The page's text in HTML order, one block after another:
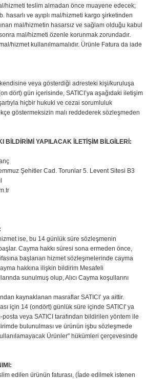
hizmeti teslim almadan önce muayene edecek;
hasarlı ve ayıplı mal/hizmeti kargo şirketinden
mal/hizmetin hasarsız ve sağlam olduğu kabul
mal/hizmeti özenle korunmak zorundadır.
hizmet kullanılmamalıdır. Ürünle Fatura da iade
kendisine veya gösterdiği adresteki kişi/kuruluşa
dört) gün içerisinde, SATICI’ya aşağıdaki iletişim
hiçbir hukuki ve cezai sorumluluk
göstermeksizin malı reddederek sözleşmeden
BİLDİRİMİ YAPILACAK İLETİŞİM BİLGİLERİ:
Şehitler Cad. Torunlar 5. Levent Sitesi B3
hizmet ise, bu 14 günlük süre sözleşmenin
Cayma hakkı süresi sona ermeden önce,
başlanan hizmet sözleşmelerinde cayma
hakkına ilişkin bildirim Mesafeli
sunulmuş olup, Alıcı Cayma koşullarını
kaynaklanan masraflar SATICI’ ya aittir.
için 14 (ondört) günlük süre içinde SATICI' ya
veya SATICI tarafından bildirilen yöntem ile
bulunulması ve ürünün işbu sözleşmede
Ürünler" hükümleri çerçevesinde
edilen ürünün faturası, (İade edilmek istenen